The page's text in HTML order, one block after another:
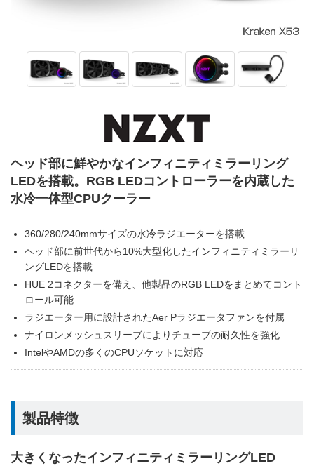
ヘッド部に鮮やかなインフィニティミラーリング
LEDを搭載。RGB LEDコントローラーを内蔵した
水冷一体型CPUクーラー
360/280/240mmサイズの水冷ラジエーターを搭載
ヘッド部に前世代から10%大型化したインフィニティミラーリ
ングLEDを搭載
HUE 2コネクターを備え、他製品のRGB LEDをまとめてコント
ロール可能
ラジエーター用に設計されたAer Pラジエータファンを付属
ナイロンメッシュスリーブによりチューブの耐久性を強化
IntelやAMDの多くのCPUソケットに対応
製品特徴
大きくなったインフィニティミラーリングLED